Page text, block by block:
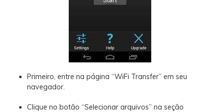
Primeiro, entre na página “WiFi Transfer” em seu
navegador.
Clique no botão “Selecionar arquivos” na seção